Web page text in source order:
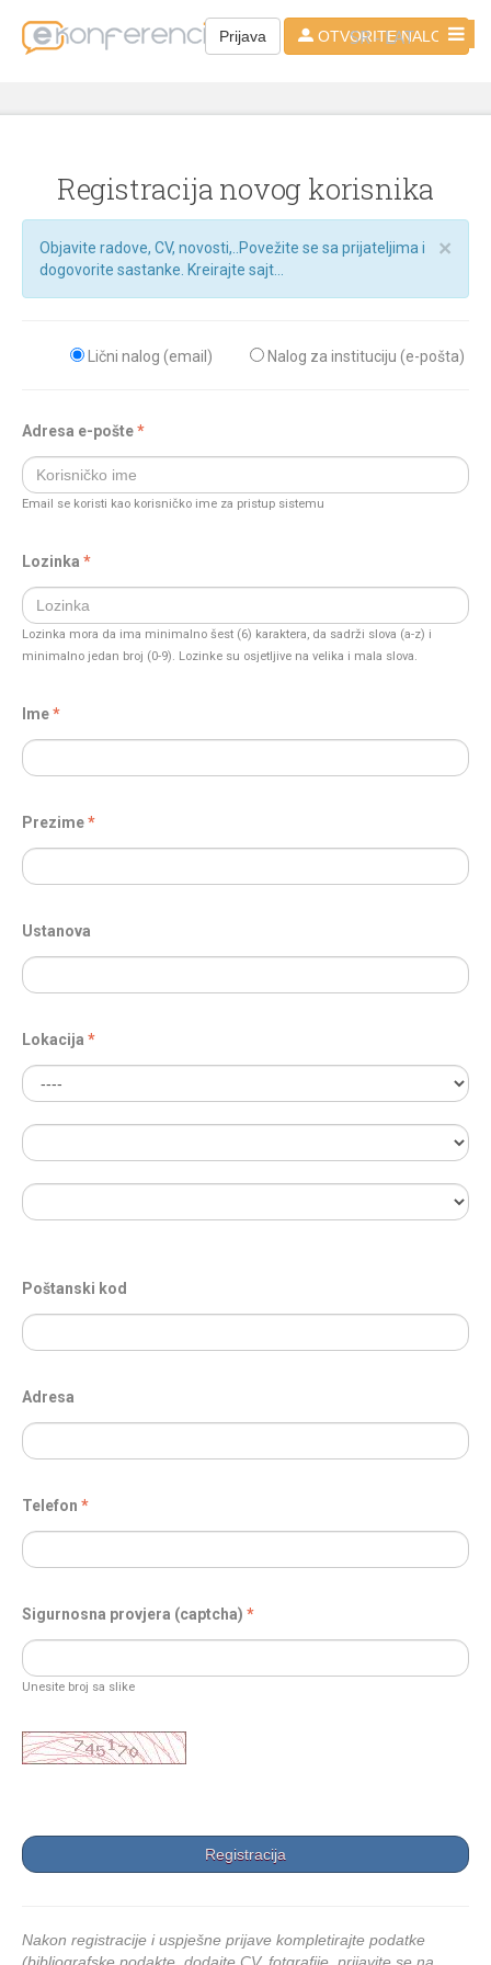
Prijava OTVORITE NALOG
SR - LAT
Registracija novog korisnika
×
Objavite radove, CV, novosti,..Povežite se sa prijateljima i
dogovorite sastanke. Kreirajte sajt...
Lični nalog (email) Nalog za instituciju (e-pošta)
Adresa e-pošte
Email se koristi kao korisničko ime za pristup sistemu
Lozinka
Lozinka mora da ima minimalno šest (6) karaktera, da sadrži slova (a-z) i
minimalno jedan broj (0-9). Lozinke su osjetljive na velika i mala slova.
Ime
Prezime
Ustanova
Lokacija
Poštanski kod
Adresa
Telefon
Sigurnosna provjera (captcha)
Unesite broj sa slike
Nakon registracije i uspješne prijave kompletirajte podatke